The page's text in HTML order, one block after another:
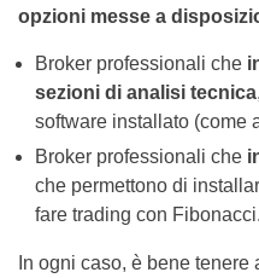
opzioni messe a
Broker professionali che
sezioni di analisi tecnica
software installato (come
Broker professionali che
che permettono di
fare trading con Fibonacci.
In ogni caso, è bene tenere